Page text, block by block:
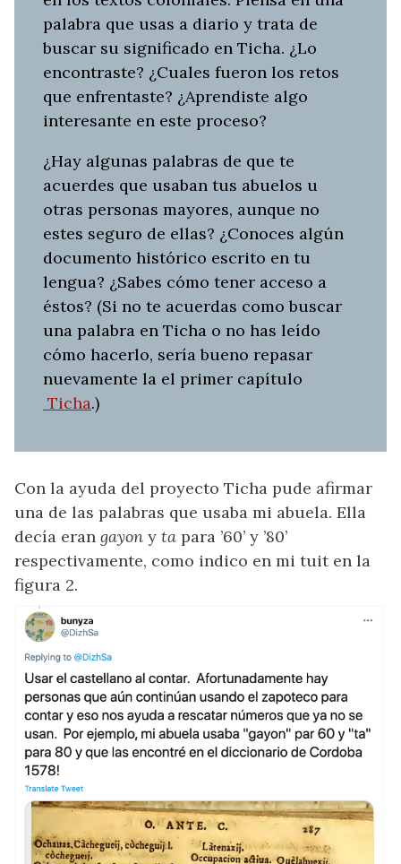
palabra que usas a diario y trata de
buscar su significado en Ticha. ¿Lo
encontraste? ¿Cuales fueron los retos
que enfrentaste? ¿Aprendiste algo
interesante en este proceso?
¿Hay algunas palabras de que te
acuerdes que usaban tus abuelos u
otras personas mayores, aunque no
estes seguro de ellas? ¿Conoces algún
documento histórico escrito en tu
lengua? ¿Sabes cómo tener acceso a
éstos? (Si no te acuerdas como buscar
una palabra en Ticha o no has leído
cómo hacerlo, sería bueno repasar
nuevamente la el primer capítulo
Ticha.)
Con la ayuda del proyecto Ticha pude afirmar
una de las palabras que usaba mi abuela. Ella
decía eran gayon y ta para ’60’ y ’80’
respectivamente, como indico en mi tuit en la
figura 2.